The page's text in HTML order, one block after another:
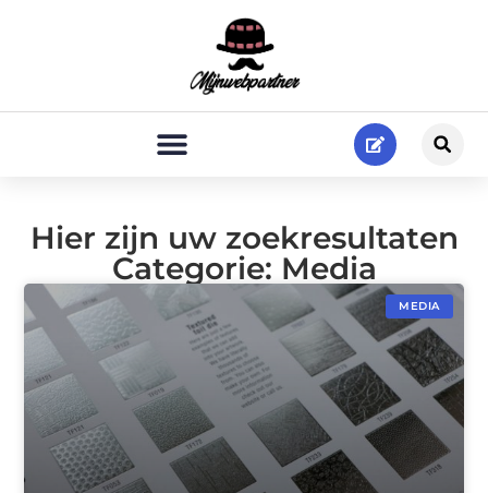
Hier zijn uw zoekresultaten
Categorie: Media
MEDIA